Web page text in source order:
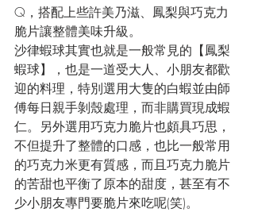
Q，搭配上些許美乃滋、鳳梨與巧克力
脆片讓整體美味升級。
沙律蝦球其實也就是一般常見的【鳳梨
蝦球】，也是一道受大人、小朋友都歡
迎的料理，特別選用大隻的白蝦並由師
傅每日親手剝殼處理，而非購買現成蝦
仁。另外選用巧克力脆片也頗具巧思，
不但提升了整體的口感，也比一般常用
的巧克力米更有質感，而且巧克力脆片
的苦甜也平衡了原本的甜度，甚至有不
少小朋友專門要脆片來吃呢(笑)。